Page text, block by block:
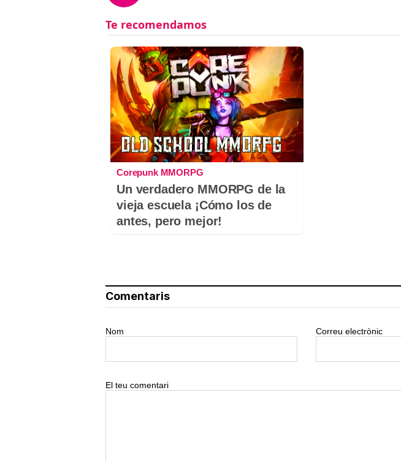
Corepunk MMORPG
Un verdadero MMORPG de la
vieja escuela ¡Cómo los de
antes, pero mejor!
Comentaris
Nom Correu electrònic
El teu comentari